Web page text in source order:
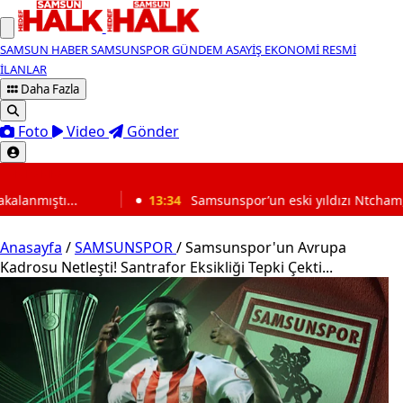
SAMSUN HABERSAMSUNSPORGÜNDEM ASAYİŞ EKONOMİ RESMİ
İLANLAR
Daha Fazla
Foto Video Gönder
13:34 Samsunspor’un eski yıldızı Ntcham, Marsilya’yı
Anasayfa /SAMSUNSPOR/Samsunspor'un Avrupa
Kadrosu Netleşti! Santrafor Eksikliği Tepki Çekti...